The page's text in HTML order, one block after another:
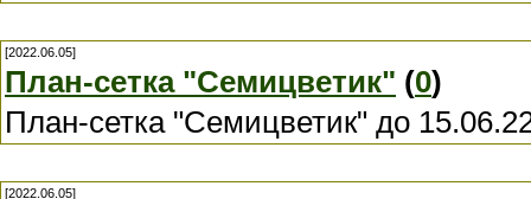
[2022.06.05]
План-сетка "Семицветик" (0)
План-сетка "Семицветик" до
[2022.06.05]